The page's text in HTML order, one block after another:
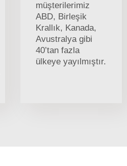
müşterilerimiz
ABD, Birleşik
Krallık, Kanada,
Avustralya gibi
40’tan fazla
ülkeye yayılmıştır.